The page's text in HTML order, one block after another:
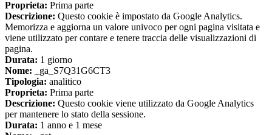
Proprieta: Prima parte
Descrizione: Questo cookie è impostato da Google Analytics.
Memorizza e aggiorna un valore univoco per ogni pagina visitata e
viene utilizzato per contare e tenere traccia delle visualizzazioni di
pagina.
Durata: 1 giorno
Nome: _ga_S7Q31G6CT3
Tipologia: analitico
Proprieta: Prima parte
Descrizione: Questo cookie viene utilizzato da Google Analytics
per mantenere lo stato della sessione.
Durata: 1 anno e 1 mese